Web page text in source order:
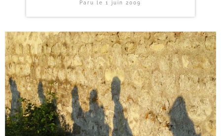
Paru le1 juin 2009